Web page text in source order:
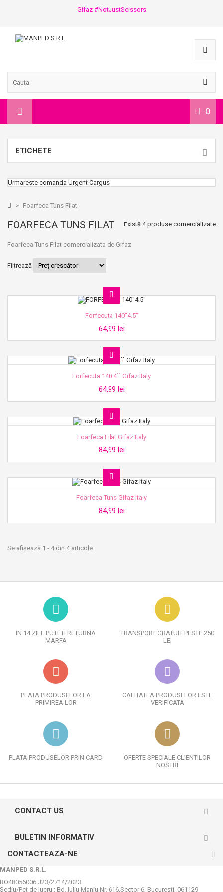
Gifaz #NotJustScissors
0
ETICHETE
Urmareste comanda Urgent Cargus
> Foarfeca Tuns Filat
FOARFECA TUNS FILAT Există 4 produse comercializate
Foarfeca Tuns Filat comercializata de Gifaz
Filtrează
Forfecuta 140"4.5"
64,99 lei
Forfecuta 140 4`` Gifaz Italy
64,99 lei
Foarfeca Filat Gifaz Italy
84,99 lei
Foarfeca Tuns Gifaz Italy
84,99 lei
Se afișează 1 - 4 din 4 articole
IN 14 ZILE PUTETI RETURNA
MARFA
TRANSPORT GRATUIT PESTE 250
LEI
PLATA PRODUSELOR LA
PRIMIREA LOR
CALITATEA PRODUSELOR ESTE
VERIFICATA
PLATA PRODUSELOR PRIN CARD
OFERTE SPECIALE CLIENTILOR
NOSTRI
CONTACT US
BULETIN INFORMATIV
CONTACTEAZA-NE
MANPED S.R.L.
RO48056006 J23/2714/2023
Sediu/Pct de lucru : Bd. Iuliu Maniu Nr. 616,Sector 6, Bucureşti, 061129